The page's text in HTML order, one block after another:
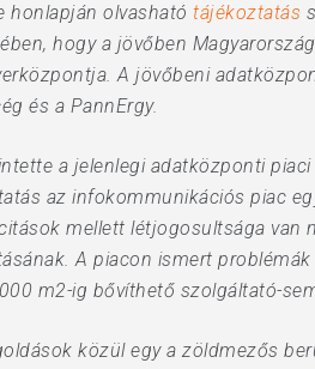
honlapján olvasható tájékoztatás
hogy a jövőben
A jövőbeni
és a PannErgy.
a jelenlegi adatközponti
az infokommunikációs piac
mellett létjogosultsága
A piacon ismert
m2-ig bővíthető szolgáltató-
közül egy a zöldmezős